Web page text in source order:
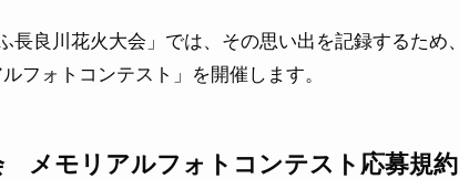
長良川花火大会」では、その思い出を記録するため、
フォトコンテスト」を開催します。
メモリアルフォトコンテスト応募規約